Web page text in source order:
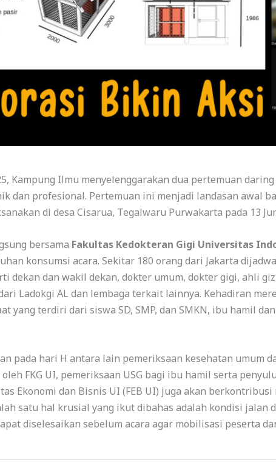
Kampung Ilmu menyelenggarakan dua pertemuan
dan profesional. Pertemuan ini menjadi landasan awal
di desa Cisarua, Tegalwaru Purwakarta pada 13
bersama Fakultas Kedokteran Gigi Universitas
konsumsi acara. Sekitar 180 orang dari Jakarta
dekan dan wakil dekan, dokter umum, dokter gigi, ahli
Ladokgi AL dan lembaga terkait lainnya. Kehadiran
yang terdiri dari siswa SD, SMP, dan SMKN, ibu hamil
pada hari H antara lain pemeriksaan kesehatan umum
FKG UI, pemeriksaan USG bagi ibu hamil serta
Ekonomi dan Bisnis UI (FEB UI) juga akan
satu hal krusial yang ikut dibahas adalah kondisi jalan
diselesaikan sebelum acara agar mobilisasi peserta